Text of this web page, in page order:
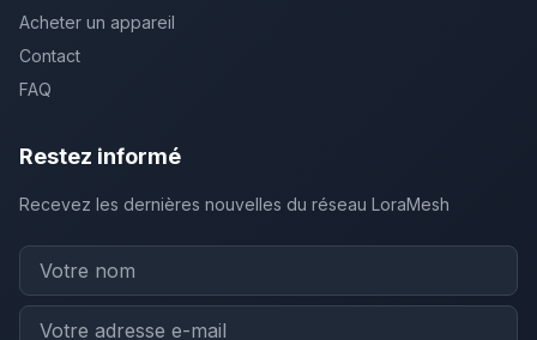
Acheter un appareil
Contact
FAQ
Restez informé
Recevez les dernières nouvelles du réseau LoraMesh